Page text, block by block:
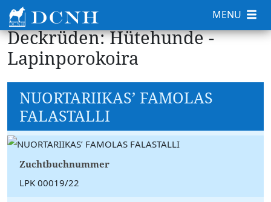
Deckrüden: Hütehunde -
Lapinporokoira
NUORTARIIKAS’ FAMOLAS
FALASTALLI
Zuchtbuchnummer
LPK 00019/22
MENU